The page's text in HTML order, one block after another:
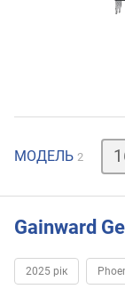
МОДЕЛЬ 2
16
Gainward
2025 рік